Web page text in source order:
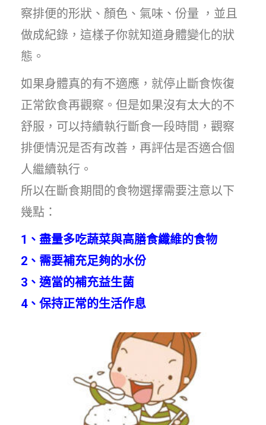
察排便的形狀、顏色、氣味、份量 ，並且
做成紀錄，這樣子你就知道身體變化的狀
態。
如果身體真的有不適應，就停止斷食恢復
正常飲食再觀察。但是如果沒有太大的不
舒服，可以持續執行斷食一段時間，觀察
排便情況是否有改善，再評估是否適合個
人繼續執行。
所以在斷食期間的食物選擇需要注意以下
幾點：
1、盡量多吃蔬菜與高膳食纖維的食物
2、需要補充足夠的水份
3、適當的補充益生菌
4、保持正常的生活作息